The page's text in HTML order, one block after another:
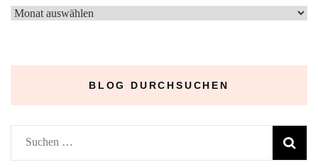
–
BLOG DURCHSUCHEN
Suchen
nach: